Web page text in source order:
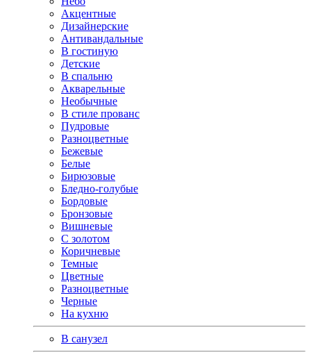
Акцентные
Дизайнерские
Антивандальные
В гостиную
Детские
В спальню
Акварельные
Необычные
В стиле прованс
Пудровые
Разноцветные
Бежевые
Белые
Бирюзовые
Бледно-голубые
Бордовые
Бронзовые
Вишневые
С золотом
Коричневые
Темные
Цветные
Разноцветные
Черные
На кухню
В санузел